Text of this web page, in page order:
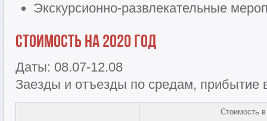
Экскурсионно-развлекательные
Стоимость на 2020 год
Даты: 08.07-12.08
Заезды и отъезды по средам, прибытие
Стоимость